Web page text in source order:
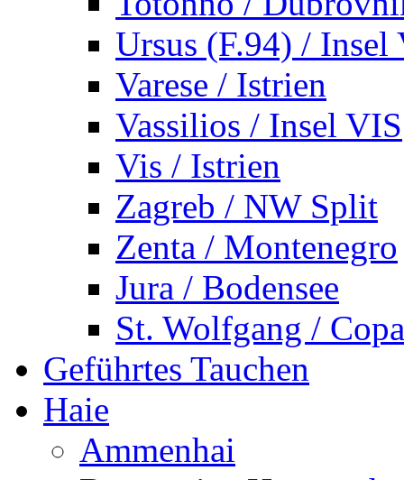
Ursus (F.94) / Insel
Varese / Istrien
Vassilios / Insel VIS
Vis / Istrien
Zagreb / NW Split
Zenta / Montenegro
Jura / Bodensee
St. Wolfgang /
Geführtes Tauchen
Haie
Ammenhai